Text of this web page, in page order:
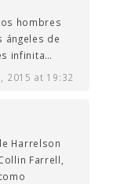
hombres
ángeles de
infinita…
2015 at 19:32
Harrelson
Farrell,